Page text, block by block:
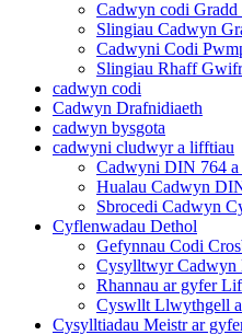
Cadwyn codi
Slingiau Cadwyn
Cadwyni Codi
Slingiau Rhaff
cadwyn codi
Cadwyn Drafnidiaeth
cadwyn bysgota
cadwyni cludwyr a lifftiau
Cadwyni DIN 764
Hualau Cadwyn
Sbrocedi Cadwyn
Cyflenwadau Dethol
Gefynnau Codi
Cysylltwyr
Rhannau ar gyfer
Cyswllt Llwythgell
Cysylltiadau Meistr ar